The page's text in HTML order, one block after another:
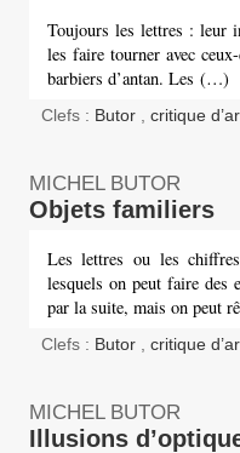
Toujours les lettres : leur
les faire tourner avec
barbiers d’antan. Les (…)
Clefs : Butor critique
MICHEL BUTOR
Objets familiers
Les lettres ou les
lesquels on peut faire des
par la suite, mais on peut
Clefs : Butor critique
MICHEL BUTOR
Illusions